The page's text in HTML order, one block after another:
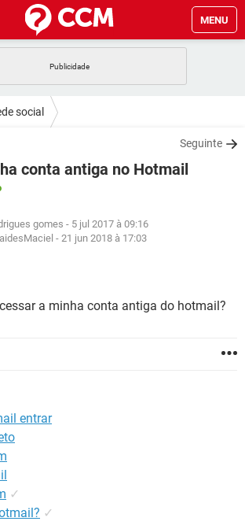
MENU
GMAIL
WHATSAPP
EXCEL
FACEBOOK
EXCEL
social
Seguinte
conta antiga no Hotmail
gomes - 5 jul 2017 à 09:16
- 21 jun 2018 à 17:03
a minha conta antiga do hotmail?
entrar
✓
✓